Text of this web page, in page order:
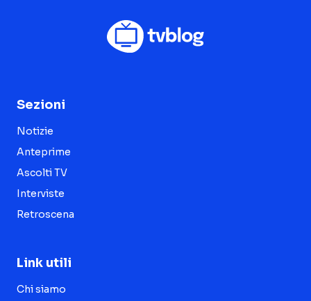
Sezioni
Notizie
Anteprime
Ascolti TV
Interviste
Retroscena
Link utili
Chi siamo